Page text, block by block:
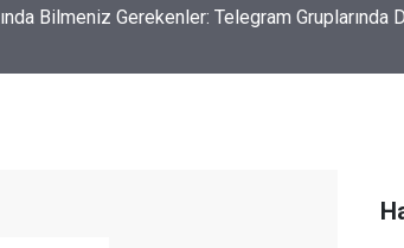
ve Koruma Altına Almak